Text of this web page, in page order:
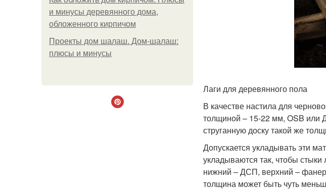
и минусы деревянного дома,
обложенного кирпичом
Проекты дом шалаш. Дом-шалаш:
плюсы и минусы
Лаги для деревянного пола
В качестве настила для
толщиной – 15-22 мм, OSB или
струганную доску такой же
Допускается укладывать эти
укладываются так, чтобы
нижний – ДСП, верхний –
толщина может быть чуть